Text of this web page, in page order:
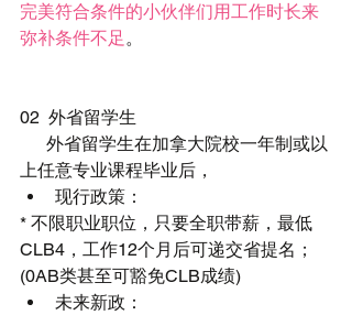
完美符合条件的小伙伴们用工作时长来
弥补条件不足。
02  外省留学生
上任意专业课程毕业后，
现行政策：
* 不限职业职位，只要全职带薪，最低
CLB4，工作12个月后可递交省提名；
(0AB类甚至可豁免CLB成绩)
未来新政：